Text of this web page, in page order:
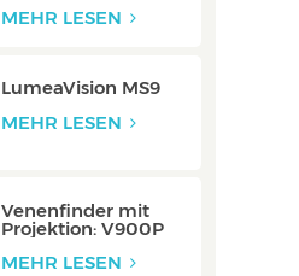
Integriert
MEHR LESEN
LumeaVision MS9
MEHR LESEN
Venenfinder mit
Projektion: V900P
MEHR LESEN